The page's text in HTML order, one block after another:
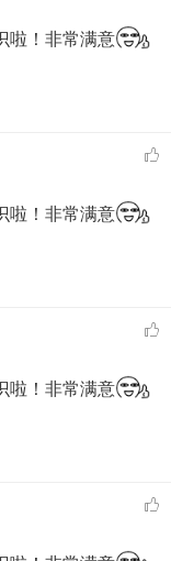
啦！非常满意
啦！非常满意
啦！非常满意